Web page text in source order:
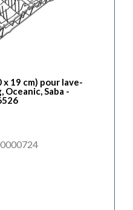
19 cm) pour lave-
Oceanic, Saba -